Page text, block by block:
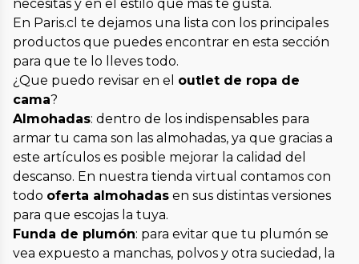
necesitas y en el estilo que más te gusta.
En Paris.cl te dejamos una lista con los principales
productos que puedes encontrar en esta sección
para que te lo lleves todo.
¿Que puedo revisar en el outlet de ropa de
cama?
Almohadas: dentro de los indispensables para
armar tu cama son las almohadas, ya que gracias a
este artículos es posible mejorar la calidad del
descanso. En nuestra tienda virtual contamos con
todo oferta almohadas en sus distintas versiones
para que escojas la tuya.
Funda de plumón: para evitar que tu plumón se
vea expuesto a manchas, polvos y otra suciedad, la